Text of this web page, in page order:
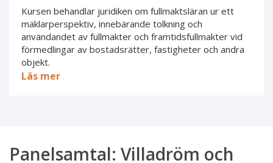
Kursen behandlar juridiken om fullmaktsläran ur ett
mäklarperspektiv, innebärande tolkning och
användandet av fullmakter och framtidsfullmakter vid
förmedlingar av bostadsrätter, fastigheter och andra
objekt.
Läs mer
Panelsamtal: Villadröm och